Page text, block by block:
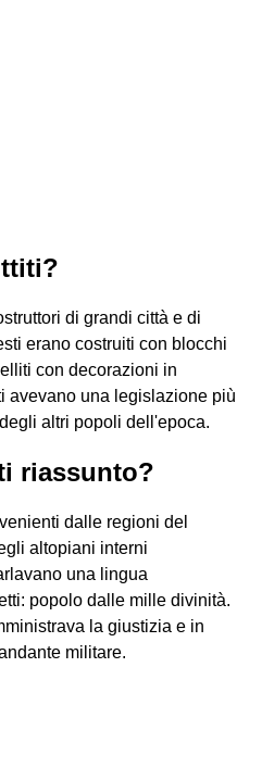
di grandi città e di
erano costruiti con blocchi
con decorazioni in
avevano una legislazione più
altri popoli dell'epoca.
riassunto?
dalle regioni del
altopiani interni
una lingua
popolo dalle mille divinità.
la giustizia e in
militare.